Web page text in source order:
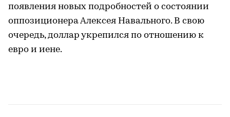
появления новых подробностей о состоянии
оппозиционера Алексея Навального. В свою
очередь, доллар укрепился по отношению к
евро и иене.